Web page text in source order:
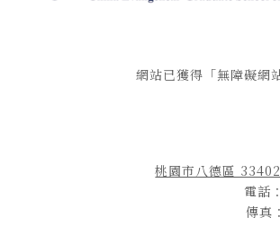
網站已獲得「無障礙網
桃園市八德區
電話
傳真